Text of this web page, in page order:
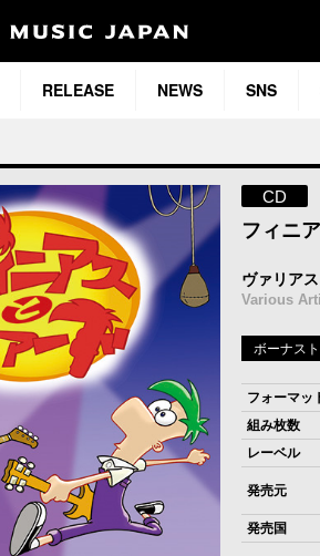
RELEASE NEWS SNS
CD
フィニ
ヴァリア
Various
ボーナス
フォーマッ
組み枚数
レーベル
発売元
発売国